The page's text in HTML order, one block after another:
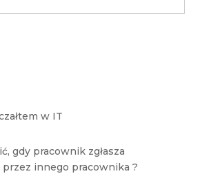
w IT
gdy pracownik zgłasza
innego pracownika ?